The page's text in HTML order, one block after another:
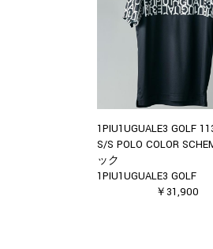
1PIU1UGUALE3 GOLF
S/S POLO COLOR
ック
1PIU1UGUALE3 GOLF
￥31,900